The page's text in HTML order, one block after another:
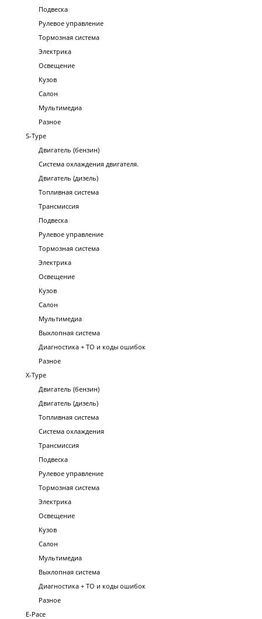
Подвеска
Рулевое управление
Тормозная система
Электрика
Освещение
Кузов
Салон
Мультимедиа
Разное
S-Type
Двигатель (бензин)
Система охлаждения двигателя.
Двигатель (дизель)
Топливная система
Трансмиссия
Подвеска
Рулевое управление
Тормозная система
Электрика
Освещение
Кузов
Салон
Мультимедиа
Выхлопная система
Диагностика + ТО и коды ошибок
Разное
X-Type
Двигатель (бензин)
Двигатель (дизель)
Топливная система
Система охлаждения
Трансмиссия
Подвеска
Рулевое управление
Тормозная система
Электрика
Освещение
Кузов
Салон
Мультимедиа
Выхлопная система
Диагностика + ТО и коды ошибок
Разное
E-Pace